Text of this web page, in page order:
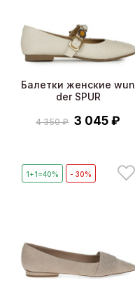
Балетки женские wun
der SPUR
4 350 ₽ 3 045 ₽
1+1=40% - 30%